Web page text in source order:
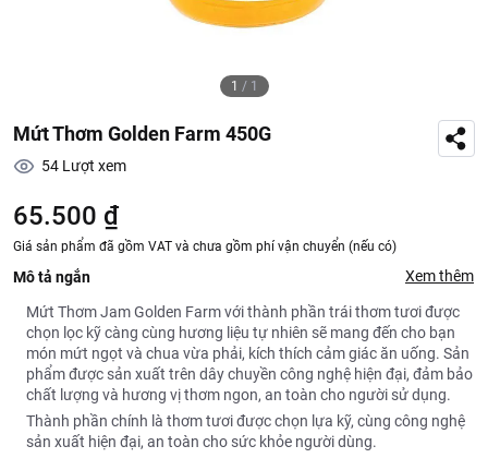
1 / 1
Mứt Thơm Golden Farm 450G
54 Lượt xem
65.500 ₫
Giá sản phẩm đã gồm VAT và chưa gồm phí vận chuyển (nếu có)
Mô tả ngắn Xem thêm
Mứt Thơm Jam Golden Farm với thành phần trái thơm tươi được
chọn lọc kỹ càng cùng hương liệu tự nhiên sẽ mang đến cho bạn
món mứt ngọt và chua vừa phải, kích thích cảm giác ăn uống. Sản
phẩm được sản xuất trên dây chuyền công nghệ hiện đại, đảm bảo
chất lượng và hương vị thơm ngon, an toàn cho người sử dụng.
Thành phần chính là thơm tươi được chọn lựa kỹ, cùng công nghệ
sản xuất hiện đại, an toàn cho sức khỏe người dùng.